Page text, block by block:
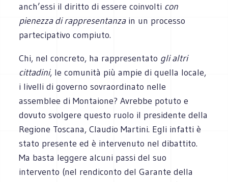
anch’essi il diritto di essere coinvolti con
pienezza di rappresentanzain un processo
partecipativo compiuto.
Chi, nel concreto, ha rappresentato gli altri
cittadini, le comunità più ampie di quella locale,
i livelli di governo sovraordinato nelle
assemblee di Montaione? Avrebbe potuto e
dovuto svolgere questo ruolo il presidente della
Regione Toscana, Claudio Martini. Egli infatti è
stato presente ed è intervenuto nel dibattito.
Ma basta leggere alcuni passi del suo
intervento (nel rendiconto del Garante della